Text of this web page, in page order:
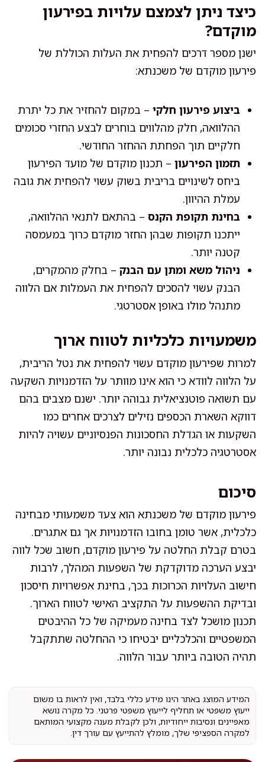
כיצד ניתן לצמצם עלויות בפירעון
מוקדם?
ישנן מספר דרכים להפחית את העלות הכוללת של
פירעון מוקדם של משכנתא:
ביצוע פירעון חלקי – במקום להחזיר את כל יתרת
ההלוואה, חלק מהלווים בוחרים לבצע החזרי סכומים
חלקיים תוך הפחתת ההחזר החודשי.
תזמון הפירעון – תכנון מוקדם של מועד הפירעון
ביחס לשינויים בריבית בשוק עשוי להפחית את גובה
עמלת ההיוון.
בחינת תקופת הקנס – בהתאם לתנאי ההלוואה,
ייתכנו תקופות שבהן החזר מוקדם כרוך במעמסה
קטנה יותר.
ניהול משא ומתן עם הבנק – בחלק מהמקרים,
הבנק עשוי להסכים להפחית את העמלות אם הלווה
מתנהל מולו באופן אסטרטגי.
משמעויות כלכליות לטווח ארוך
למרות שפירעון מוקדם עשוי להפחית את נטל הריבית,
על הלווה לוודא כי הוא אינו מוותר על הזדמנויות השקעה
עם תשואה פוטנציאלית גבוהה יותר. ישנם מצבים בהם
דווקא השארת הכספים נזילים לצרכים אחרים כמו
השקעות או הגדלת החסכונות הפנסיוניים עשויה להיות
אסטרטגיה כלכלית נבונה יותר.
סיכום
פירעון מוקדם של משכנתא הוא צעד משמעותי מבחינה
כלכלית, אשר טומן בחובו הזדמנויות אך גם אתגרים.
בטרם קבלת החלטה על פירעון מוקדם, חשוב שכל לווה
יבצע הערכה מדוקדקת של השפעות המהלך, לרבות
חישוב העלויות הכרוכות בכך, בחינת אפשרויות חיסכון
ובדיקת ההשפעות על התקציב האישי לטווח הארוך.
תכנון מושכל לצד בחינה מעמיקה של כל ההיבטים
המשפטיים והכלכליים יבטיחו כי ההחלטה שתתקבל
תהיה הטובה ביותר עבור הלווה.
המידע המוצג באתר הינו מידע כללי בלבד, ואין לראות בו משום
ייעוץ משפטי או תחליף לייעוץ משפטי פרטני. כל מקרה נושא
מאפיינים ונסיבות ייחודיות, ולכן לקבלת מענה מקצועי המותאם
למקרה הספציפי שלך, מומלץ להתייעץ עם עורך דין.